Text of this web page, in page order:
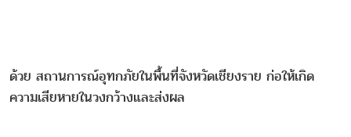
ด้วย สถานการณ์อุทกภัยในพื้นที่จังหวัดเชียงราย ก่อให้เกิด
ความเสียหายในวงกว้างและส่งผล